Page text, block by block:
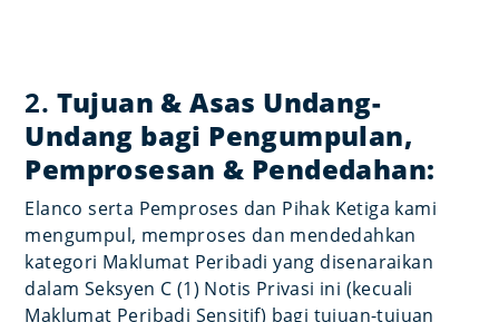
2. Tujuan & Asas Undang-
Undang bagi Pengumpulan,
Pemprosesan & Pendedahan:
Elanco serta Pemproses dan Pihak Ketiga kami
mengumpul, memproses dan mendedahkan
kategori Maklumat Peribadi yang disenaraikan
dalam Seksyen C (1) Notis Privasi ini (kecuali
Maklumat Peribadi Sensitif) bagi tujuan-tujuan